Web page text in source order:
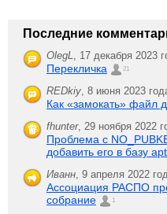
Последние
OlegL, 17 декабря 2023
Перекличка 21
REDkiy, 8 июня 2023
Как «замокать» файл
fhunter, 29 ноября 2022
Проблема с
добавить его в базу
Иванн, 9 апреля 2022
Ассоциация РАСПО
собрание
1